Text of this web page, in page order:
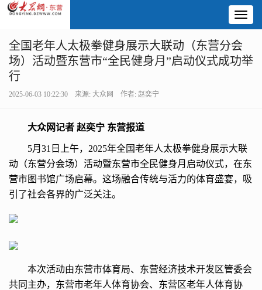
全国老年人太极拳健身展示大联动（东营分会
场）活动暨东营市“全民健身月”启动仪式成功举
行
2025-06-03 10:22:30 来源: 大众网 作者: 赵奕宁
大众网记者 赵奕宁 东营报道
5月31日上午，2025年全国老年人太极拳健身展示大联
动（东营分会场）活动暨东营市全民健身月启动仪式，在东
营市图书馆广场启幕。这场融合传统与活力的体育盛宴，吸
引了社会各界的广泛关注。
本次活动由东营市体育局、东营经济技术开发区管委会
共同主办，东营市老年人体育协会、东营区老年人体育协